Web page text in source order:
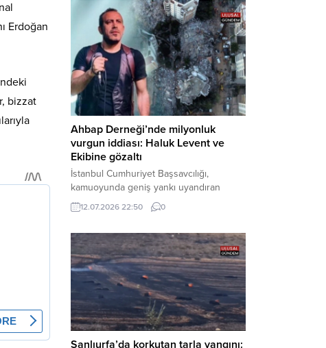
Erdoğan
bizzat
tarafından yürütülen geniş kapsamlı
soruşturma çerçevesinde gözaltına
alınan şüphelilerin emniyetteki işlemleri
tamamlandı. Güvenlik birimlerindeki
sorgularının ardından yoğun güvenlik
önlemleri altında adliyeye sevk edilen
U.Y. ve...
Ahbap Derneği’nde milyonluk
vurgun iddiası: Haluk Levent ve
Ekibine gözaltı
İstanbul Cumhuriyet Başsavcılığı,
kamuoyunda geniş yankı uyandıran
Ahbap Derneği’ne yönelik kapsamlı bir
soruşturma başlattığını ve Dernek
şüphelilerin gözaltına alındığını açıkladı.
Yürütülen tahkikatın “Dernekler
Kanunu’na muhalefet”, “suçtan
kaynaklanan mal varlığı değerlerini
aklama” ve “örgüt” suçlamaları
kapsamında derinleştirildiği bildirildi.
Haber Merkezi – Soruşturmanın
odağında, özellikle 6 Şubat...
12.07.2026 22:50 0
Şanlıurfa’da korkutan tarla yangını: